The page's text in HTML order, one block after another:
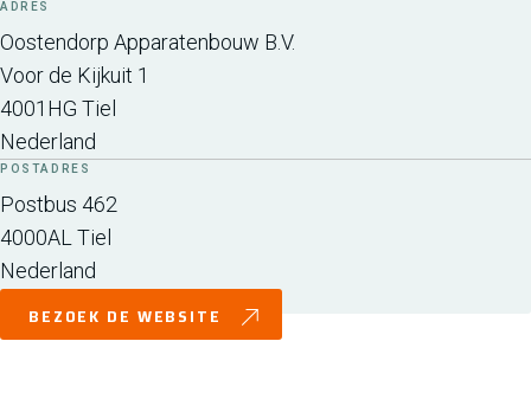
ADRES
Oostendorp Apparatenbouw B.V.
Voor de Kijkuit 1
4001HG Tiel
Nederland
POSTADRES
Postbus 462
4000AL Tiel
Nederland
BEZOEK DE WEBSITE